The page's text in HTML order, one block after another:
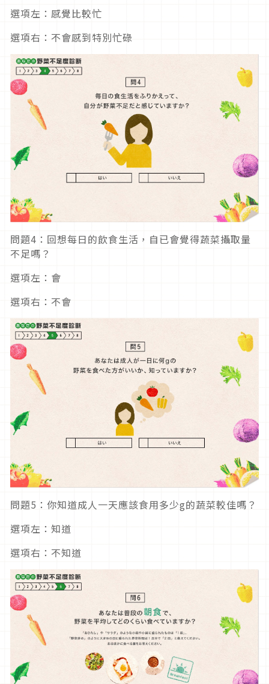
選項左：感覺比較忙
選項右：不會感到特別忙碌
問題4：回想每日的飲食生活，自已會覺得蔬菜攝取量
不足嗎？
選項左：會
選項右：不會
問題5：你知道成人一天應該食用多少g的蔬菜較佳嗎？
選項左：知道
選項右：不知道